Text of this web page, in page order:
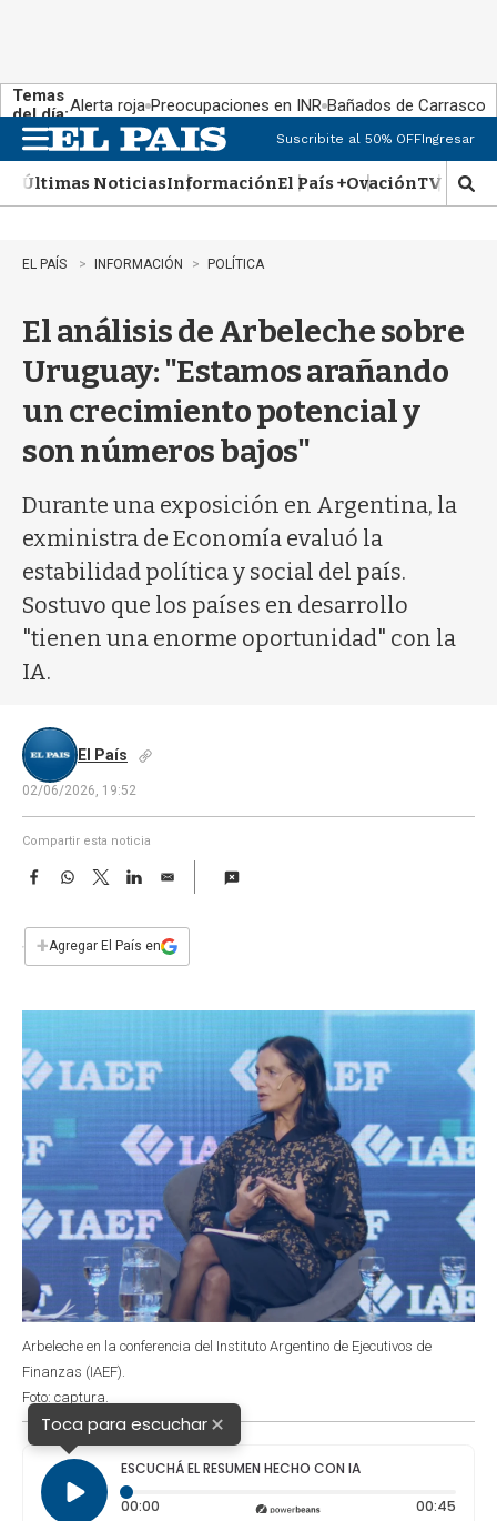
Temas
del día:Alerta roja Preocupaciones en INR Bañados de Carrasco
n
u
Suscribite al 50% OFFIngresar
Últimas NoticiasInformaciónEl País +OvaciónTV Show
M
o
EL PAÍS INFORMACIÓN POLÍTICA
El análisis de Arbeleche sobre
Uruguay: "Estamos arañando
un crecimiento potencial y
son números bajos"
Durante una exposición en Argentina, la
exministra de Economía evaluó la
estabilidad política y social del país.
Sostuvo que los países en desarrollo
"tienen una enorme oportunidad" con la
IA.
El País
02/06/2026, 19:52
Compartir esta noticia
F
e
b
W
s
T
w
t
L
E
i
l
+Agregar El País en
Arbeleche en la conferencia del Instituto Argentino de Ejecutivos de
Finanzas (IAEF).
Foto: captura.
Toca para escuchar×
ESCUCHÁ EL RESUMEN HECHO CON IA
00:00 Tiempo transcurrido: 0 segundos 00:45